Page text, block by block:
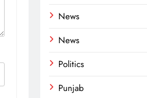
News
News
Politics
Punjab